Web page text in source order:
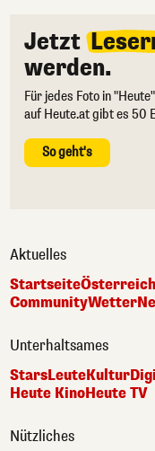
Jetzt
werden.
Für jedes Foto in
auf Heute.at gibt es 50
So geht's
Aktuelles
StartseiteÖsterreich
CommunityWetter
Unterhaltsames
StarsLeuteKultur
Heute KinoHeute TV
Nützliches